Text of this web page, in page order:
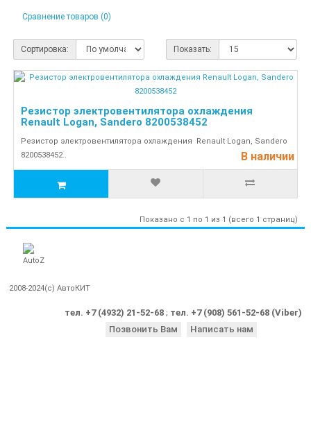
Сравнение товаров (0)
Сортировка: Показать:
Резистор электровентилятора охлаждения
Renault Logan, Sandero 8200538452
Резистор электровентилятора охлаждения Renault Logan, Sandero
8200538452..
В наличии
Показано с 1 по 1 из 1 (всего 1 страниц)
2008-2024(c) АвтоКИТ
тел. +7 (4932) 21-52-68 ; тел. +7 (908) 561-52-68 (Viber)
Позвонить Вам
Написать нам